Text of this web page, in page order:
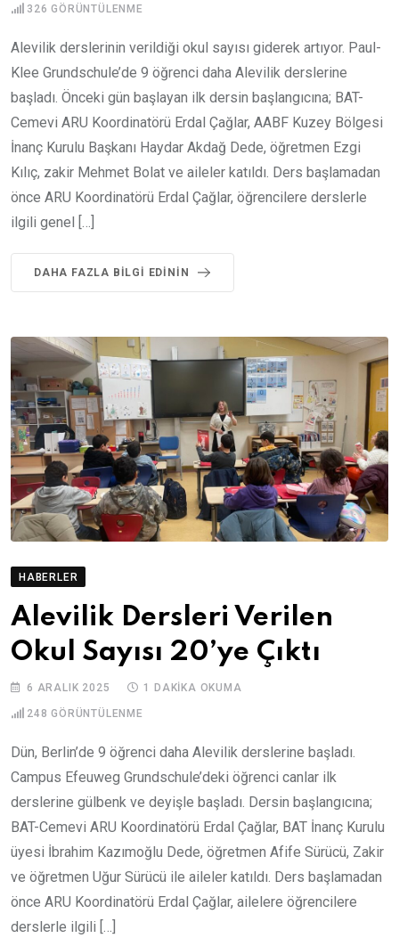
326 GÖRÜNTÜLENME
Alevilik derslerinin verildiği okul sayısı giderek artıyor. Paul-
Klee Grundschule’de 9 öğrenci daha Alevilik derslerine
başladı. Önceki gün başlayan ilk dersin başlangıcına; BAT-
Cemevi ARU Koordinatörü Erdal Çağlar, AABF Kuzey Bölgesi
İnanç Kurulu Başkanı Haydar Akdağ Dede, öğretmen Ezgi
Kılıç, zakir Mehmet Bolat ve aileler katıldı. Ders başlamadan
önce ARU Koordinatörü Erdal Çağlar, öğrencilere derslerle
ilgili genel […]
DAHA FAZLA BILGI EDININ
HABERLER
Alevilik Dersleri Verilen
Okul Sayısı 20’ye Çıktı
6 ARALIK 2025 1 DAKIKA OKUMA
248 GÖRÜNTÜLENME
Dün, Berlin’de 9 öğrenci daha Alevilik derslerine başladı.
Campus Efeuweg Grundschule’deki öğrenci canlar ilk
derslerine gülbenk ve deyişle başladı. Dersin başlangıcına;
BAT-Cemevi ARU Koordinatörü Erdal Çağlar, BAT İnanç Kurulu
üyesi İbrahim Kazımoğlu Dede, öğretmen Afife Sürücü, Zakir
ve öğretmen Uğur Sürücü ile aileler katıldı. Ders başlamadan
önce ARU Koordinatörü Erdal Çağlar, ailelere öğrencilere
derslerle ilgili […]